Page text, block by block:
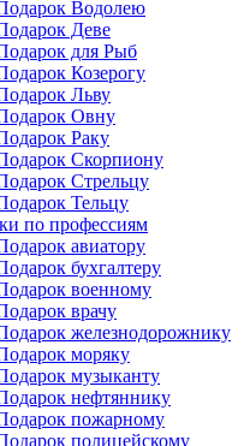
Водолею
Деве
для Рыб
Козерогу
Льву
Овну
Раку
Скорпиону
Стрельцу
Тельцу
по профессиям
авиатору
бухгалтеру
военному
врачу
железнодорожнику
моряку
музыканту
нефтяннику
пожарному
полицейскому